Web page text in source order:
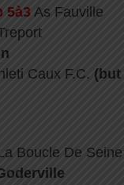
5à3 As Fauville
Caux F.C. (but
Boucle De Seine